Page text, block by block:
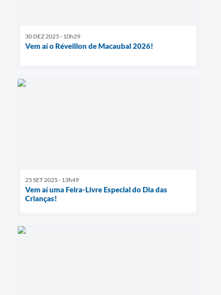
30 DEZ 2025 - 10h29
Vem aí o Réveillon de Macaubal 2026!
25 SET 2025 - 13h49
Vem aí uma Feira-Livre Especial do Dia das
Crianças!